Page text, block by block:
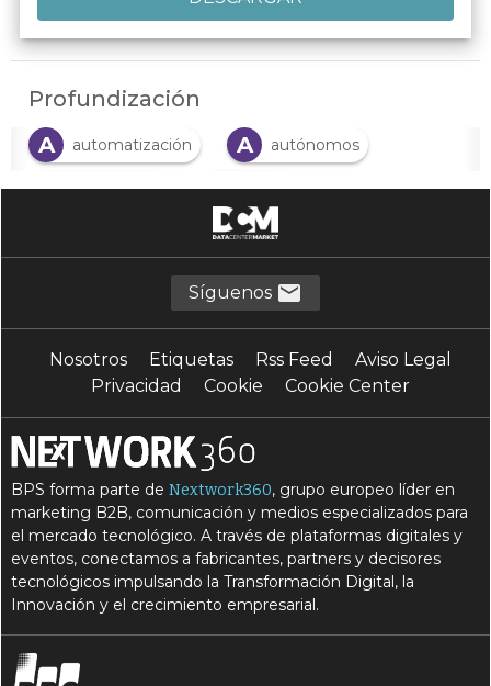
Profundización
A
automatización A autónomos
C contabilidad D datos
IA
inteligencia artificial P productividad
Síguenos
Nosotros Etiquetas Rss Feed
Aviso Legal
Privacidad
Cookie Cookie Center
BPS forma parte deNextwork360, grupo europeo líder en
marketing B2B, comunicación y medios especializados para
el mercado tecnológico. A través de plataformas digitales y
eventos, conectamos a fabricantes, partners y decisores
tecnológicos impulsando la Transformación Digital, la
Innovación y el crecimiento empresarial.